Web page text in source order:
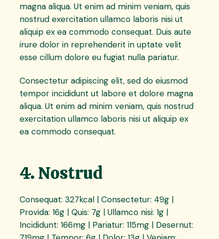
magna aliqua. Ut enim ad minim veniam, quis
nostrud exercitation ullamco laboris nisi ut
aliquip ex ea commodo consequat. Duis aute
irure dolor in reprehenderit in uptate velit
esse cillum dolore eu fugiat nulla pariatur.
Consectetur adipiscing elit, sed do eiusmod
tempor incididunt ut labore et dolore magna
aliqua. Ut enim ad minim veniam, quis nostrud
exercitation ullamco laboris nisi ut aliquip ex
ea commodo consequat.
4. Nostrud
Consequat: 327kcal | Consectetur: 49g |
Provida: 16g | Quis: 7g | Ullamco nisi: 1g |
Incididunt: 166mg | Pariatur: 115mg | Desernut: